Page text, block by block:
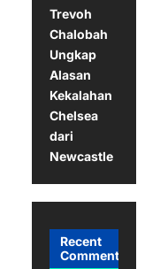
Trevoh
Chalobah
Ungkap
Alasan
Kekalahan
Chelsea
dari
Newcastle
Recent
Comments